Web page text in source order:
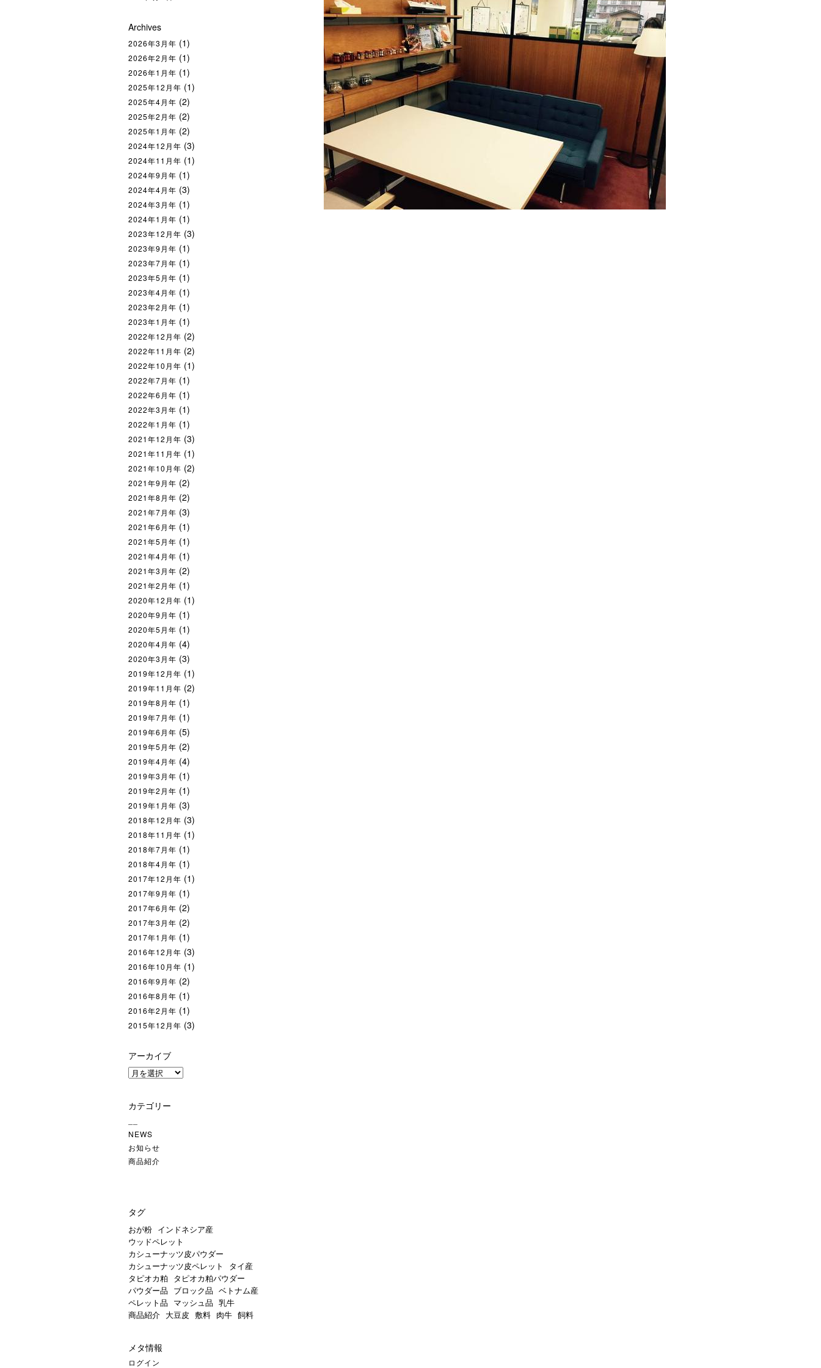
Archives
2026年3月年 (1)
2026年2月年 (1)
2026年1月年 (1)
2025年12月年 (1)
2025年4月年 (2)
2025年2月年 (2)
2025年1月年 (2)
2024年12月年 (3)
2024年11月年 (1)
2024年9月年 (1)
2024年4月年 (3)
2024年3月年 (1)
2024年1月年 (1)
2023年12月年 (3)
2023年9月年 (1)
2023年7月年 (1)
2023年5月年 (1)
2023年4月年 (1)
2023年2月年 (1)
2023年1月年 (1)
2022年12月年 (2)
2022年11月年 (2)
2022年10月年 (1)
2022年7月年 (1)
2022年6月年 (1)
2022年3月年 (1)
2022年1月年 (1)
2021年12月年 (3)
2021年11月年 (1)
2021年10月年 (2)
2021年9月年 (2)
2021年8月年 (2)
2021年7月年 (3)
2021年6月年 (1)
2021年5月年 (1)
2021年4月年 (1)
2021年3月年 (2)
2021年2月年 (1)
2020年12月年 (1)
2020年9月年 (1)
2020年5月年 (1)
2020年4月年 (4)
2020年3月年 (3)
2019年12月年 (1)
2019年11月年 (2)
2019年8月年 (1)
2019年7月年 (1)
2019年6月年 (5)
2019年5月年 (2)
2019年4月年 (4)
2019年3月年 (1)
2019年2月年 (1)
2019年1月年 (3)
2018年12月年 (3)
2018年11月年 (1)
2018年7月年 (1)
2018年4月年 (1)
2017年12月年 (1)
2017年9月年 (1)
2017年6月年 (2)
2017年3月年 (2)
2017年1月年 (1)
2016年12月年 (3)
2016年10月年 (1)
2016年9月年 (2)
2016年8月年 (1)
2016年2月年 (1)
2015年12月年 (3)
アーカイブ
ア
イ
カテゴリー
NEWS
お知らせ
商品紹介
タグ
おが粉 インドネシア産
ウッドペレット
カシューナッツ皮パウダー
カシューナッツ皮ペレット
タイ産
タピオカ粕 タピオカ粕パウダー
パウダー品 ブロック品 ベトナム産
ペレット品 マッシュ品 乳牛
商品紹介 大豆皮 敷料 肉牛 飼料
メタ情報
ログイン